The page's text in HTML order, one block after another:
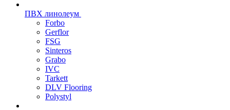
ПВХ линолеум
Forbo
Gerflor
FSG
Sinteros
Grabo
IVC
Tarkett
DLV Flooring
Polystyl